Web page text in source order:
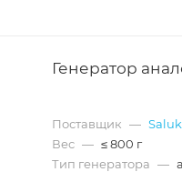
Генератор
Поставщик —
Вес — ≤ 800 г
Тип генератора —